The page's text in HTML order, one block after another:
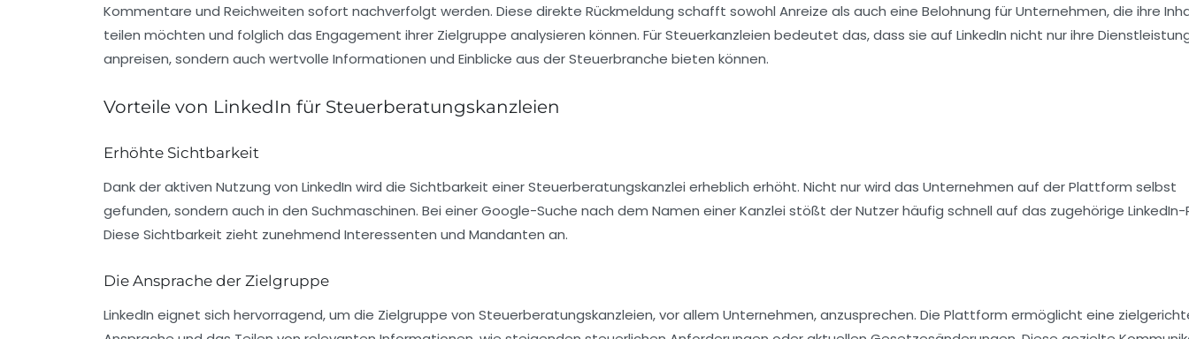
Kommentare und Reichweiten sofort nachverfolgt werden. Diese direkte Rückmeldung schafft sowohl Anreize als auch eine Belohnung für Unternehmen, die ihre
teilen möchten und folglich das Engagement ihrer Zielgruppe analysieren können. Für Steuerkanzleien bedeutet das, dass sie auf LinkedIn nicht nur ihre
anpreisen, sondern auch wertvolle Informationen und Einblicke aus der Steuerbranche bieten können.
Vorteile von LinkedIn für Steuerberatungskanzleien
Erhöhte Sichtbarkeit
Dank der aktiven Nutzung von LinkedIn wird die Sichtbarkeit einer Steuerberatungskanzlei erheblich erhöht. Nicht nur wird das Unternehmen auf der Plattform selbst
gefunden, sondern auch in den Suchmaschinen. Bei einer Google-Suche nach dem Namen einer Kanzlei stößt der Nutzer häufig schnell auf das zugehörige LinkedIn-
Diese Sichtbarkeit zieht zunehmend Interessenten und Mandanten an.
Die Ansprache der Zielgruppe
LinkedIn eignet sich hervorragend, um die Zielgruppe von Steuerberatungskanzleien, vor allem Unternehmen, anzusprechen. Die Plattform ermöglicht eine